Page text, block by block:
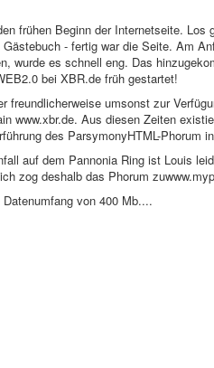
frühen Beginn der Internetseite.
- fertig war die Seite. Am
wurde es schnell eng. Das
bei XBR.de früh gestartet!
freundlicherweise umsonst zur
www.xbr.de. Aus diesen Zeiten
des ParsymonyHTML-Phorum
auf dem Pannonia Ring ist Louis
zog deshalb das Phorum
von 400 Mb....